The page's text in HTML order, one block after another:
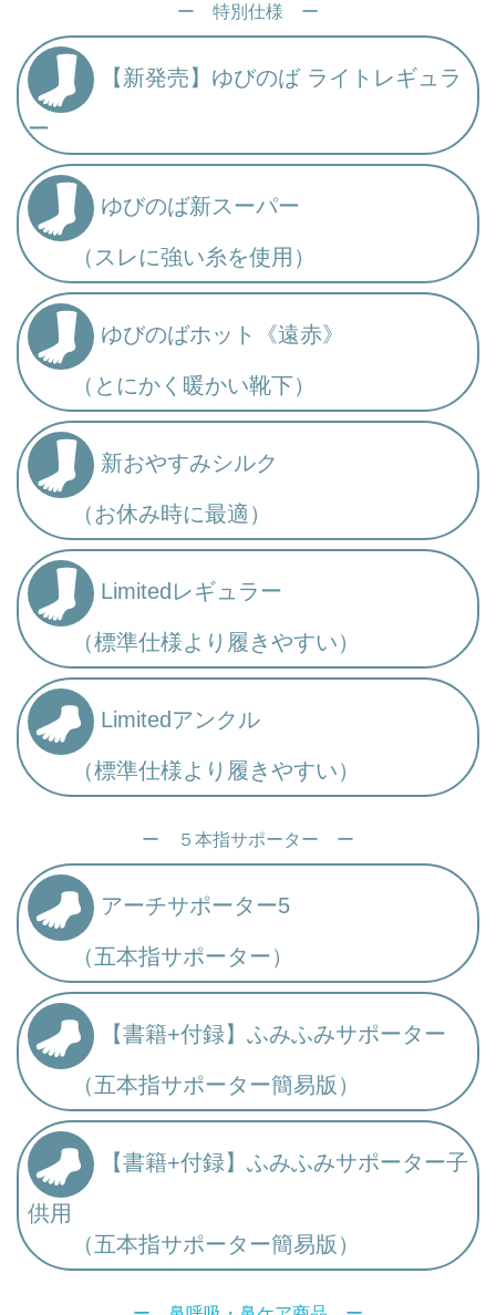
ー 特別仕様 ー
【新発売】ゆびのば ライトレギュラ
ー
ゆびのば新スーパー
（スレに強い糸を使用）
ゆびのばホット《遠赤》
（とにかく暖かい靴下）
新おやすみシルク
（お休み時に最適）
Limitedレギュラー
（標準仕様より履きやすい）
Limitedアンクル
（標準仕様より履きやすい）
ー ５本指サポーター ー
アーチサポーター5
（五本指サポーター）
【書籍+付録】ふみふみサポーター
（五本指サポーター簡易版）
【書籍+付録】ふみふみサポーター子
供用
（五本指サポーター簡易版）